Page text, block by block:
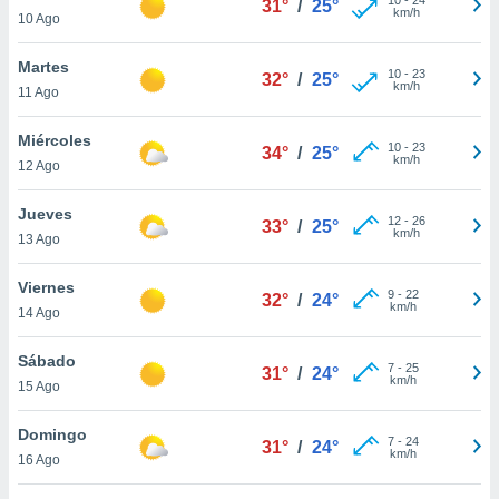
más
nuestra
y
de
disponible
cookies
aceptar
10 Ago
31° / 25°
km/h
Martes
11 Ago
32° / 25° 10- 23
km/h
Miércoles
12 Ago
34° / 25° 10- 23
km/h
Jueves
13 Ago
33° / 25° 12- 26
km/h
Viernes
14 Ago
32° / 24° 9- 22
km/h
Sábado
15 Ago
31° / 24° 7- 25
km/h
Domingo
16 Ago
31° / 24° 7- 24
km/h